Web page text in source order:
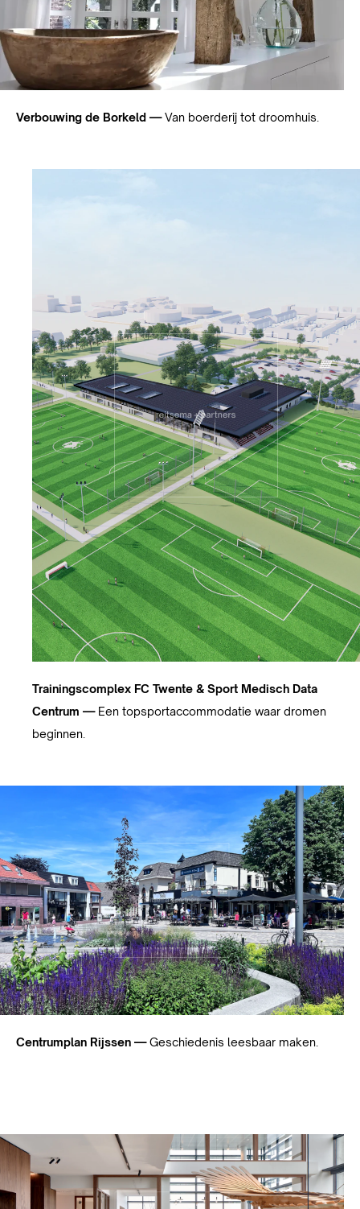
Verbouwing de Borkeld —Van boerderij tot droomhuis.
Trainingscomplex FC Twente & Sport Medisch Data
Centrum —Een topsportaccommodatie waar dromen
beginnen.
Centrumplan Rijssen —Geschiedenis leesbaar maken.